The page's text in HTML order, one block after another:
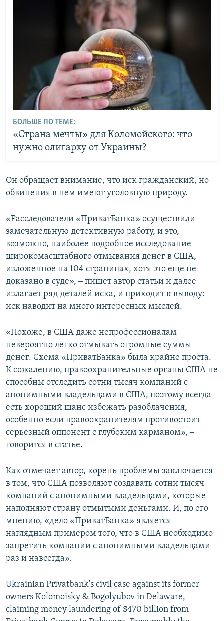
БОЛЬШЕ ПО ТЕМЕ:
«Страна мечты» для Коломойского: что
нужно олигарху от Украины?
Он обращает внимание, что иск гражданский, но
обвинения в нем имеют уголовную природу.
«Расследователи «ПриватБанка» осуществили
замечательную детективную работу, и это,
возможно, наиболее подробное исследование
широкомасштабного отмывания денег в США,
изложенное на 104 страницах, хотя это еще не
доказано в суде», ‒ пишет автор статьи и далее
излагает ряд деталей иска, и приходит к выводу:
иск наводит на много интересных мыслей.
«Похоже, в США даже непрофессионалам
невероятно легко отмывать огромные суммы
денег. Схема «ПриватБанка» была крайне проста.
К сожалению, правоохранительные органы США не
способны отследить сотни тысяч компаний с
анонимными владельцами в США, поэтому всегда
есть хороший шанс избежать разоблачения,
особенно если правоохранителям противостоит
серьезный оппонент с глубоким карманом», ‒
говорится в статье.
Как отмечает автор, корень проблемы заключается
в том, что США позволяют создавать сотни тысяч
компаний с анонимными владельцами, которые
наполняют страну отмытыми деньгами. И, по его
мнению, «дело «ПриватБанка» является
наглядным примером того, что в США необходимо
запретить компании с анонимными владельцами
раз и навсегда».
Ukrainian Privatbank's civil case against its former
owners Kolomoisky & Bogolyubov in Delaware,
claiming money laundering of $470 billion from